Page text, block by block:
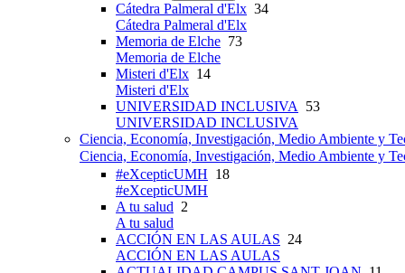
Cátedra Palmeral d'Elx 34
Cátedra Palmeral d'Elx
Memoria de Elche 73
Memoria de Elche
Misteri d'Elx 14
Misteri d'Elx
UNIVERSIDAD INCLUSIVA 53
UNIVERSIDAD INCLUSIVA
Ciencia, Economía, Investigación, Medio Ambiente y
Ciencia, Economía, Investigación, Medio Ambiente y
#eXcepticUMH 18
#eXcepticUMH
A tu salud 2
A tu salud
ACCIÓN EN LAS AULAS 24
ACCIÓN EN LAS AULAS